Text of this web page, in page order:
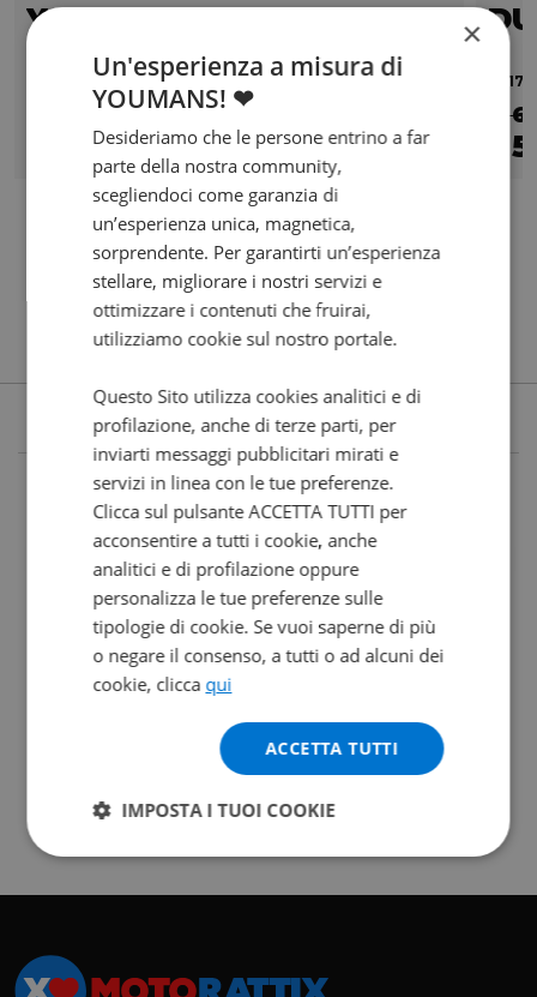
YAMAHA MT-09 890
Y AMT
2025 | 3990 km | 890 cc | 119 Hp | 87.5 Kw
€ 9.500
8.500 €150/mese
2017
€
×
Un'esperienza a misura di
YOUMANS! ❤
Desideriamo che le persone entrino a far
parte della nostra community,
scegliendoci come garanzia di
un’esperienza unica, magnetica,
sorprendente. Per garantirti un’esperienza
stellare, migliorare i nostri servizi e
ottimizzare i contenuti che fruirai,
utilizziamo cookie sul nostro portale.
Questo Sito utilizza cookies analitici e di
profilazione, anche di terze parti, per
inviarti messaggi pubblicitari mirati e
servizi in linea con le tue preferenze.
Clicca sul pulsante ACCETTA TUTTI per
acconsentire a tutti i cookie, anche
analitici e di profilazione oppure
personalizza le tue preferenze sulle
tipologie di cookie. Se vuoi saperne di più
o negare il consenso, a tutti o ad alcuni dei
cookie, clicca qui
ACCETTA TUTTI
IMPOSTA I TUOI COOKIE